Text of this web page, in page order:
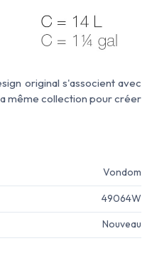
original s'associent avec
même collection pour créer
Vondom
49064W
Nouveau